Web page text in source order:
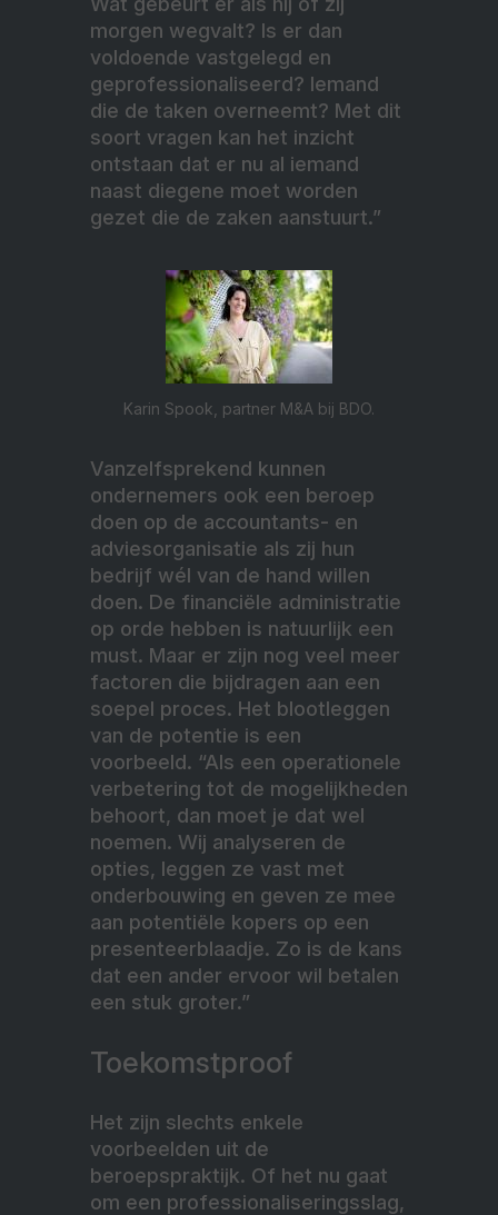
morgen wegvalt? Is er dan
voldoende vastgelegd en
geprofessionaliseerd? Iemand
die de taken overneemt? Met dit
soort vragen kan het inzicht
ontstaan dat er nu al iemand
naast diegene moet worden
gezet die de zaken aanstuurt.”
Karin Spook, partner M&A bij BDO.
Vanzelfsprekend kunnen
ondernemers ook een beroep
doen op de accountants- en
adviesorganisatie als zij hun
bedrijf wél van de hand willen
doen. De financiële administratie
op orde hebben is natuurlijk een
must. Maar er zijn nog veel meer
factoren die bijdragen aan een
soepel proces. Het blootleggen
van de potentie is een
voorbeeld. “Als een operationele
verbetering tot de mogelijkheden
behoort, dan moet je dat wel
noemen. Wij analyseren de
opties, leggen ze vast met
onderbouwing en geven ze mee
aan potentiële kopers op een
presenteerblaadje. Zo is de kans
dat een ander ervoor wil betalen
een stuk groter.”
Toekomstproof
Het zijn slechts enkele
voorbeelden uit de
beroepspraktijk. Of het nu gaat
om een professionaliseringsslag,